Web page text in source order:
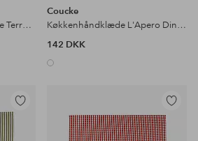
Køkkenhåndklæde Bertille Terracotta 50x75
Coucke
Køkkenhåndklæde L'Apero Dinatoire 50x75
142 DKK
Tilføj
til
Tilføj
til
favoritter